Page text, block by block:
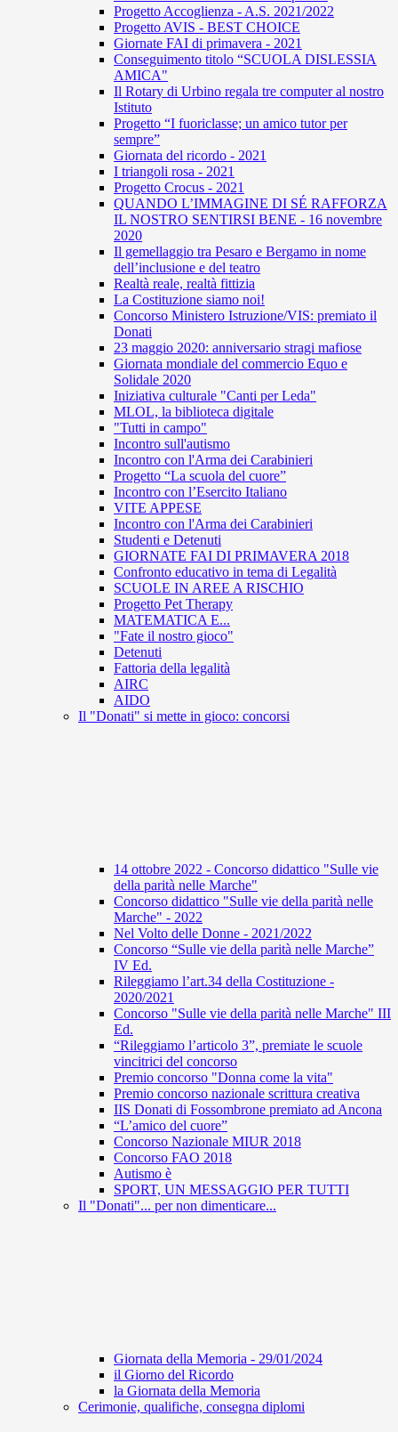
Progetto Accoglienza - A.S. 2021/2022
Progetto AVIS - BEST CHOICE
Giornate FAI di primavera - 2021
Conseguimento titolo “SCUOLA DISLESSIA
AMICA"
Il Rotary di Urbino regala tre computer al nostro
Istituto
Progetto “I fuoriclasse; un amico tutor per
sempre”
Giornata del ricordo - 2021
I triangoli rosa - 2021
Progetto Crocus - 2021
QUANDO L’IMMAGINE DI SÉ RAFFORZA
IL NOSTRO SENTIRSI BENE - 16 novembre
2020
Il gemellaggio tra Pesaro e Bergamo in nome
dell’inclusione e del teatro
Realtà reale, realtà fittizia
La Costituzione siamo noi!
Concorso Ministero Istruzione/VIS: premiato il
Donati
23 maggio 2020: anniversario stragi mafiose
Giornata mondiale del commercio Equo e
Solidale 2020
Iniziativa culturale "Canti per Leda"
MLOL, la biblioteca digitale
"Tutti in campo"
Incontro sull'autismo
Incontro con l'Arma dei Carabinieri
Progetto “La scuola del cuore”
Incontro con l’Esercito Italiano
VITE APPESE
Incontro con l'Arma dei Carabinieri
Studenti e Detenuti
GIORNATE FAI DI PRIMAVERA 2018
Confronto educativo in tema di Legalità
SCUOLE IN AREE A RISCHIO
Progetto Pet Therapy
MATEMATICA E...
"Fate il nostro gioco"
Detenuti
Fattoria della legalità
AIRC
AIDO
Il "Donati" si mette in gioco: concorsi
14 ottobre 2022 - Concorso didattico "Sulle vie
della parità nelle Marche"
Concorso didattico "Sulle vie della parità nelle
Marche" - 2022
Nel Volto delle Donne - 2021/2022
Concorso “Sulle vie della parità nelle Marche”
IV Ed.
Rileggiamo l’art.34 della Costituzione -
2020/2021
Concorso "Sulle vie della parità nelle Marche" III
Ed.
“Rileggiamo l’articolo 3”, premiate le scuole
vincitrici del concorso
Premio concorso "Donna come la vita"
Premio concorso nazionale scrittura creativa
IIS Donati di Fossombrone premiato ad Ancona
“L’amico del cuore”
Concorso Nazionale MIUR 2018
Concorso FAO 2018
Autismo è
SPORT, UN MESSAGGIO PER TUTTI
Il "Donati"... per non dimenticare...
Giornata della Memoria - 29/01/2024
il Giorno del Ricordo
la Giornata della Memoria
Cerimonie, qualifiche, consegna diplomi